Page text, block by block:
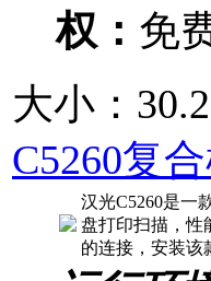
权： 免
大小：
C5260复
汉光C5260是一
盘打印扫描，性
的连接，安装该